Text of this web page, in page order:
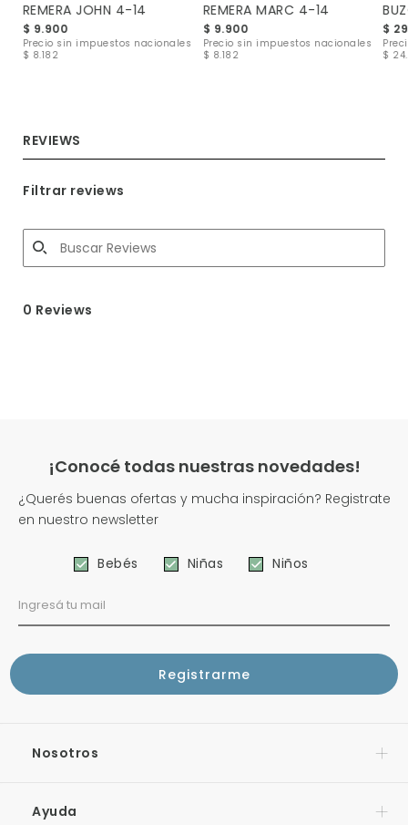
REMERA JOHN 4-14
$ 9.900
Precio sin impuestos nacionales
$ 8.182
REMERA MARC 4-14
$ 9.900
Precio sin impuestos nacionales
$ 8.182
$
$
REVIEWS
Filtrar reviews
0 Reviews
¡Conocé todas nuestras novedades!
¿Querés buenas ofertas y mucha inspiración? Registrate
en nuestro newsletter
Bebés Niñas Niños
Nosotros
Ayuda